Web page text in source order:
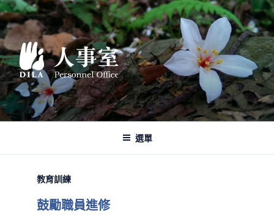
跳
至
主
要
內
容
選單
教育訓練
鼓勵職員進修